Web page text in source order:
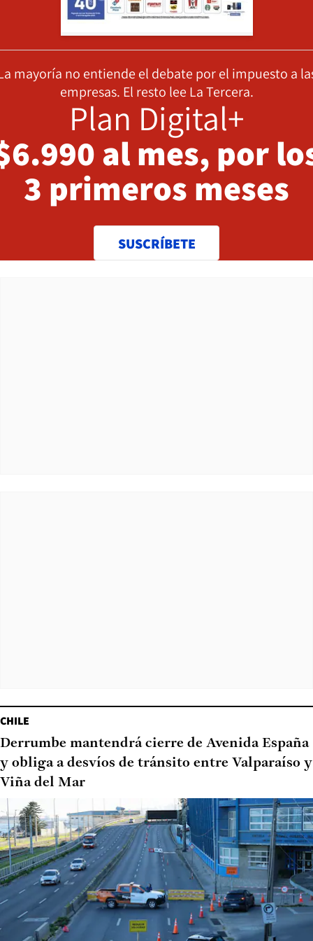
mayoría no entiende el debate por el impuesto a
empresas. El resto lee La Tercera.
Plan Digital+
al mes, por
3 primeros meses
SUSCRÍBETE
CHILE
Derrumbe mantendrá cierre de Avenida España
y obliga a desvíos de tránsito entre Valparaíso y
Viña del Mar